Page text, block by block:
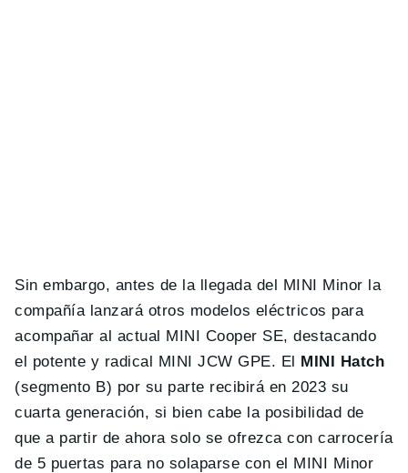
Sin embargo, antes de la llegada del MINI Minor la
compañía lanzará otros modelos eléctricos para
acompañar al actual MINI Cooper SE, destacando
el potente y radical MINI JCW GPE. El MINI Hatch
(segmento B) por su parte recibirá en 2023 su
cuarta generación, si bien cabe la posibilidad de
que a partir de ahora solo se ofrezca con carrocería
de 5 puertas para no solaparse con el MINI Minor